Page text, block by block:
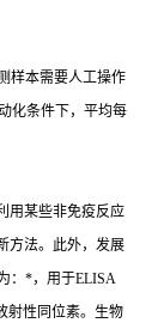
样本需要人工操作
化条件下，平均每
用某些非免疫反应
方法。此外，发展
： *，用于ELISA
射性同位素。生物